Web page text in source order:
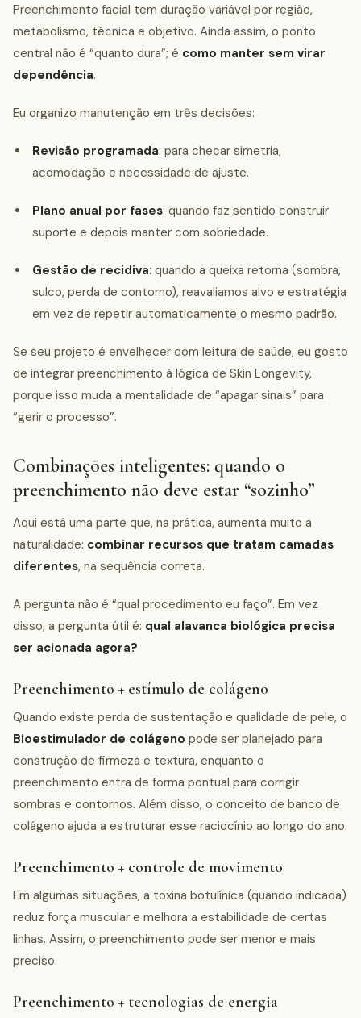
Preenchimento facial tem duração variável por região,
metabolismo, técnica e objetivo. Ainda assim, o ponto
central não é “quanto dura”; é como manter sem virar
dependência.
Eu organizo manutenção em três decisões:
Revisão programada: para checar simetria,
acomodação e necessidade de ajuste.
Plano anual por fases: quando faz sentido construir
suporte e depois manter com sobriedade.
Gestão de recidiva: quando a queixa retorna (sombra,
sulco, perda de contorno), reavaliamos alvo e estratégia
em vez de repetir automaticamente o mesmo padrão.
Se seu projeto é envelhecer com leitura de saúde, eu gosto
de integrar preenchimento à lógica de Skin Longevity,
porque isso muda a mentalidade de “apagar sinais” para
“gerir o processo”.
Combinações inteligentes: quando o
preenchimento não deve estar “sozinho”
Aqui está uma parte que, na prática, aumenta muito a
naturalidade: combinar recursos que tratam camadas
diferentes, na sequência correta.
A pergunta não é “qual procedimento eu faço”. Em vez
disso, a pergunta útil é: qual alavanca biológica precisa
ser acionada agora?
Preenchimento + estímulo de colágeno
Quando existe perda de sustentação e qualidade de pele, o
Bioestimulador de colágeno pode ser planejado para
construção de firmeza e textura, enquanto o
preenchimento entra de forma pontual para corrigir
sombras e contornos. Além disso, o conceito de banco de
colágeno ajuda a estruturar esse raciocínio ao longo do ano.
Preenchimento + controle de movimento
Em algumas situações, a toxina botulínica (quando indicada)
reduz força muscular e melhora a estabilidade de certas
linhas. Assim, o preenchimento pode ser menor e mais
preciso.
Preenchimento + tecnologias de energia